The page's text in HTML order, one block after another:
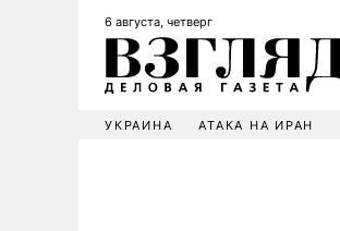
6 августа, четверг
УКРАИНА АТАКА НА ИРАН